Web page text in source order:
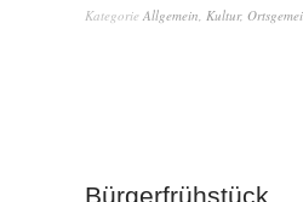
Kategorie Allgemein Kultur,
Bürgerfrühstück